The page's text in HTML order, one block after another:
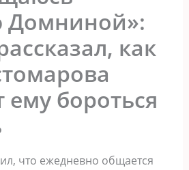
как
ему бороться
что ежедневно общается